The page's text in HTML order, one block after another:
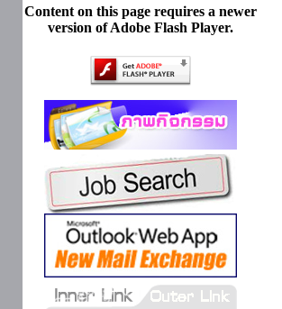
Content on this page requires a newer
version of Adobe Flash Player.